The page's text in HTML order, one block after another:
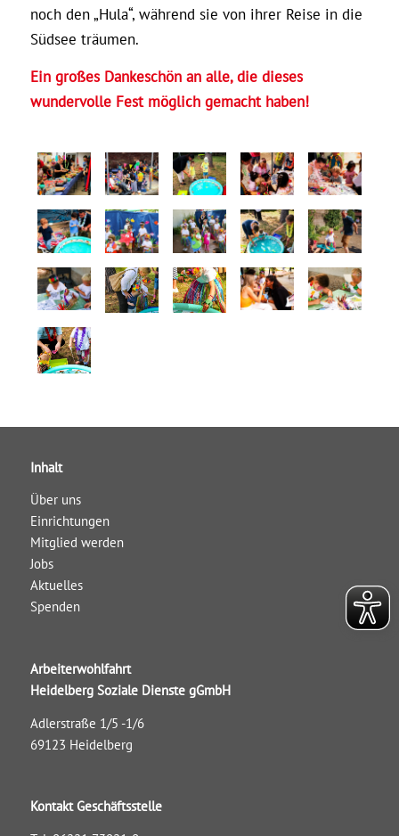
noch den „Hula“, während sie von ihrer Reise in die
Südsee träumen.
Ein großes Dankeschön an alle, die dieses
wundervolle Fest möglich gemacht haben!
Inhalt
Über uns
Einrichtungen
Mitglied werden
Jobs
Aktuelles
Spenden
Arbeiterwohlfahrt
Heidelberg Soziale Dienste gGmbH
Adlerstraße 1/5 -1/6
69123 Heidelberg
Kontakt Geschäftsstelle